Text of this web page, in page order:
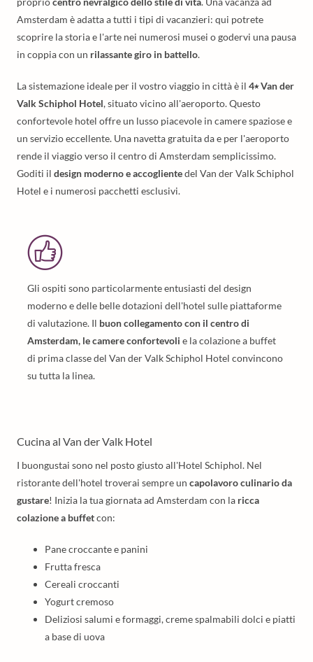
Amsterdam è adatta a tutti i tipi di vacanzieri: qui potrete
scoprire la storia e l'arte nei numerosi musei o godervi una pausa
in coppia con un rilassante giro in battello.
La sistemazione ideale per il vostro viaggio in città è il 4⭑ Van der
Valk Schiphol Hotel, situato vicino all'aeroporto. Questo
confortevole hotel offre un lusso piacevole in camere spaziose e
un servizio eccellente. Una navetta gratuita da e per l'aeroporto
rende il viaggio verso il centro di Amsterdam semplicissimo.
Goditi il design moderno e accoglientedel Van der Valk Schiphol
Hotel e i numerosi pacchetti esclusivi.
Gli ospiti sono particolarmente entusiasti del design
moderno e delle belle dotazioni dell'hotel sulle piattaforme
di valutazione. Il buon collegamento con il centro di
Amsterdam, le camere confortevoli e la colazione a buffet
di prima classe del Van der Valk Schiphol Hotel convincono
su tutta la linea.
Cucina al Van der Valk Hotel
I buongustai sono nel posto giusto all'Hotel Schiphol. Nel
ristorante dell'hotel troverai sempre un capolavoro culinario da
gustare! Inizia la tua giornata ad Amsterdam con la ricca
colazione a buffetcon:
Pane croccante e panini
Frutta fresca
Cereali croccanti
Yogurt cremoso
Deliziosi salumi e formaggi, creme spalmabili dolci e piatti
a base di uova